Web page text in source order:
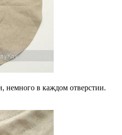
немного в каждом отверстии.